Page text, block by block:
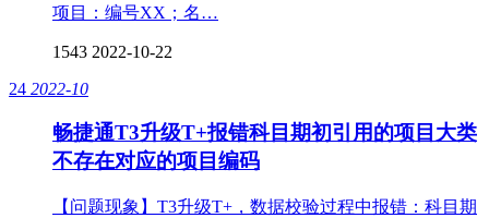
项目：编号XX；名…
1543 2022-10-22
24 2022-10
畅捷通T3升级T+报错科目期初引用的项目大类
不存在对应的项目编码
【问题现象】T3升级T+，数据校验过程中报错：科目期